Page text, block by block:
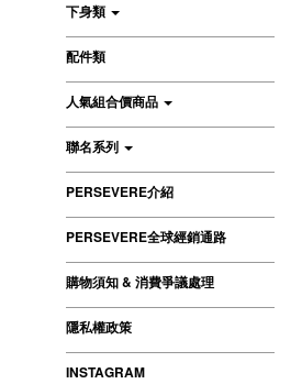
下身類
配件類
人氣組合價商品
聯名系列
PERSEVERE介紹
PERSEVERE全球經銷通路
購物須知 & 消費爭議處理
隱私權政策
INSTAGRAM